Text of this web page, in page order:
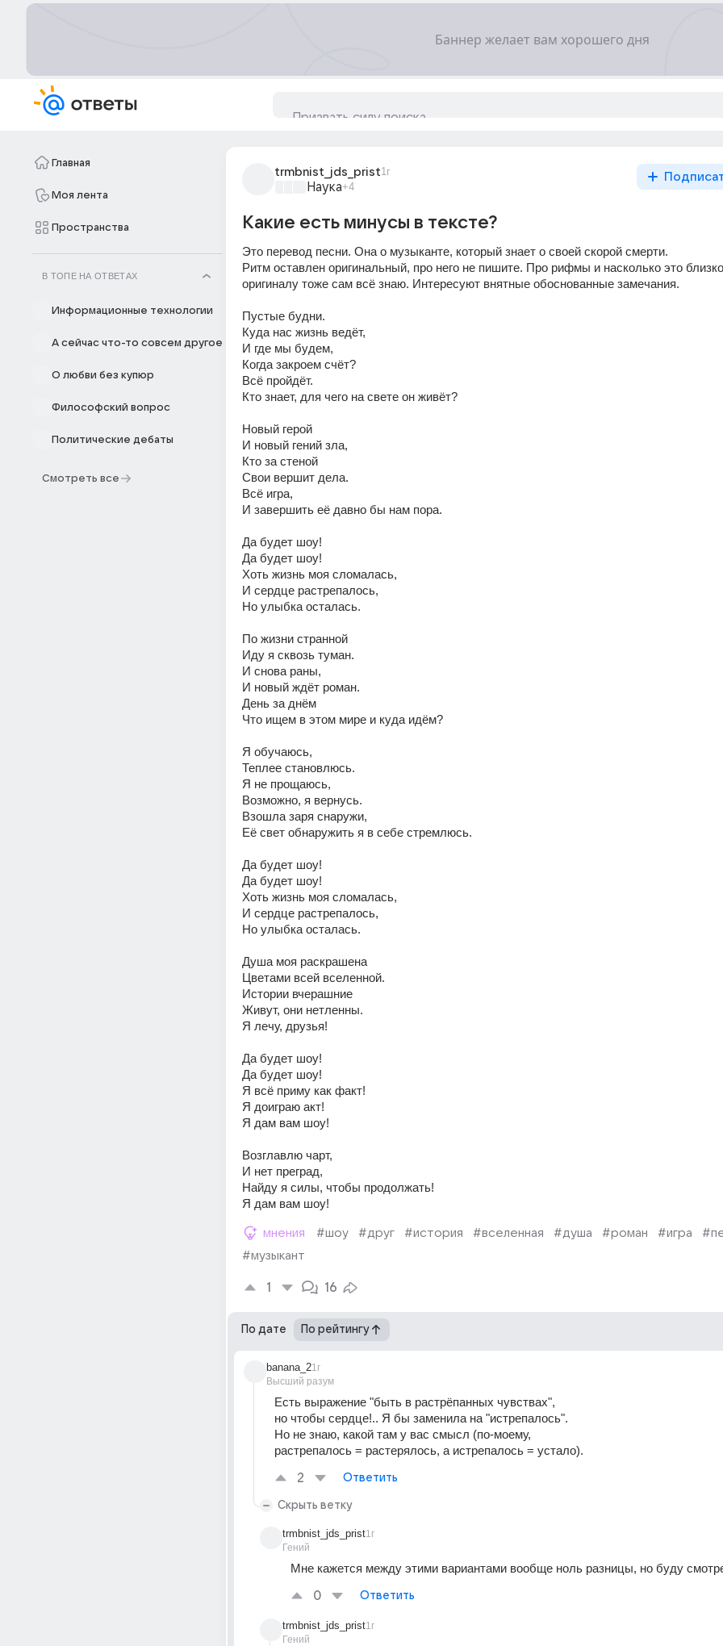
Главная
Моя лента
Пространства
В ТОПЕ НА ОТВЕТАХ
Информационные технологии
А сейчас что-то совсем другое
О любви без купюр
Философский вопрос
Политические дебаты
Смотреть все
trmbnist_jds_prist1г
Наука+4
Какие есть минусы в тексте?
Это перевод песни. Она о музыканте, который знает о своей скорой смерти.
Ритм оставлен оригинальный, про него не пишите. Про рифмы и насколько это
оригиналу тоже сам всё знаю. Интересуют внятные обоснованные замечания.
Пустые будни.
Куда нас жизнь ведёт,
И где мы будем,
Когда закроем счёт?
Всё пройдёт.
Кто знает, для чего на свете он живёт?
Новый герой
И новый гений зла,
Кто за стеной
Свои вершит дела.
Всё игра,
И завершить её давно бы нам пора.
Да будет шоу!
Да будет шоу!
Хоть жизнь моя сломалась,
И сердце растрепалось,
Но улыбка осталась.
По жизни странной
Иду я сквозь туман.
И снова раны,
И новый ждёт роман.
День за днём
Что ищем в этом мире и куда идём?
Я обучаюсь,
Теплее становлюсь.
Я не прощаюсь,
Возможно, я вернусь.
Взошла заря снаружи,
Её свет обнаружить я в себе стремлюсь.
Да будет шоу!
Да будет шоу!
Хоть жизнь моя сломалась,
И сердце растрепалось,
Но улыбка осталась.
Душа моя раскрашена
Цветами всей вселенной.
Истории вчерашние
Живут, они нетленны.
Я лечу, друзья!
Да будет шоу!
Да будет шоу!
Я всё приму как факт!
Я доиграю акт!
Я дам вам шоу!
Возглавлю чарт,
И нет преград,
Найду я силы, чтобы продолжать!
Я дам вам шоу!
мнения #шоу #друг #история #вселенная #душа #роман #игра
#музыкант
1 16
По дате По рейтингу
banana_2
Высший разум
1г
Есть выражение "быть в растрёпанных чувствах",
но чтобы сердце!.. Я бы заменила на "истрепалось".
Но не знаю, какой там у вас смысл (по-моему,
растрепалось = растерялось, а истрепалось = устало).
2 Ответить
Скрыть ветку
trmbnist_jds_prist
Гений
1г
Мне кажется между этими вариантами вообще ноль разницы, но буду
0 Ответить
trmbnist_jds_prist
Гений
1г